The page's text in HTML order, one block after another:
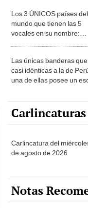
Los 3 ÚNICOS países del
mundo que tienen las 5
vocales en su nombre:
Las únicas banderas
casi idénticas a la de
una de ellas posee un
Carlincaturas
Carlincatura del
de agosto de 2026
Notas